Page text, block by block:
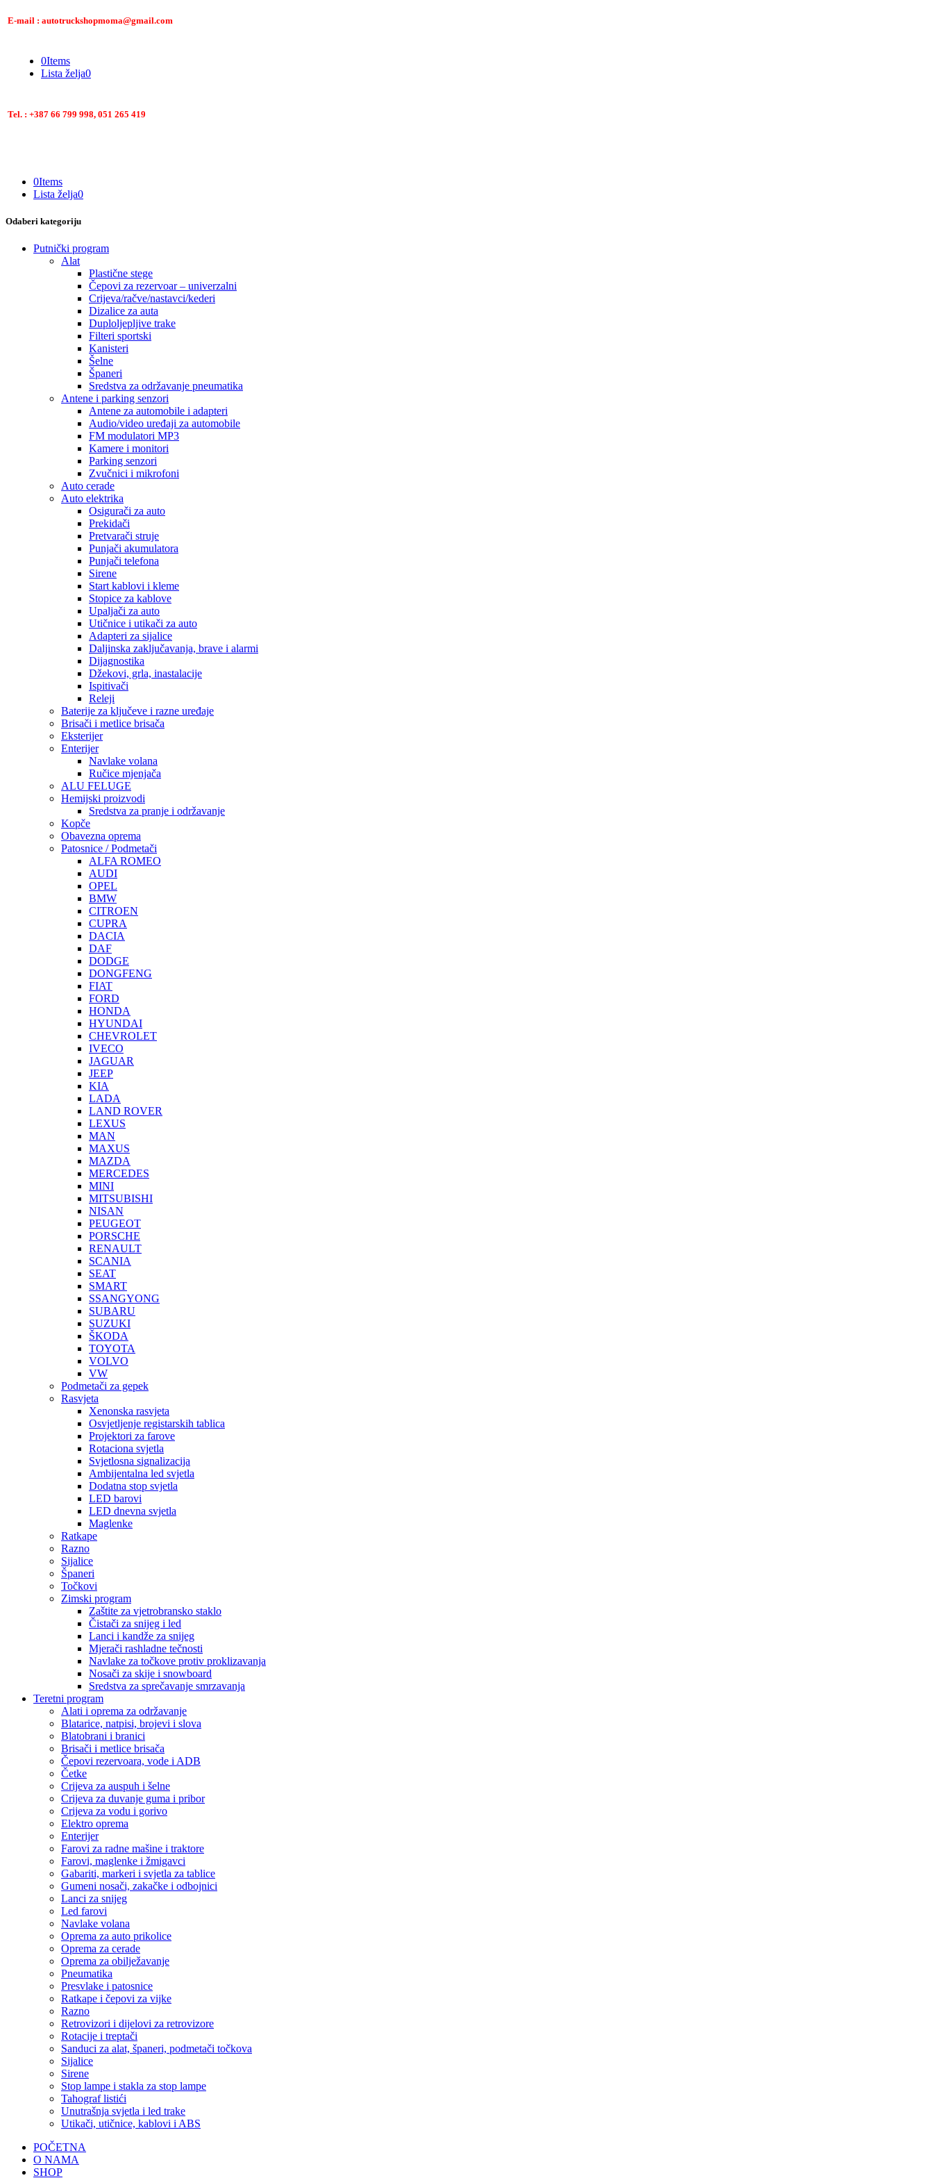
E-mail : autotruckshopmoma@gmail.com
0Items
Lista želja0
Tel. : +387 66 799 998, 051 265 419
0Items
Lista želja0
Odaberi kategoriju
Putnički program
Alat
Plastične stege
Čepovi za rezervoar – univerzalni
Crijeva/račve/nastavci/kederi
Dizalice za auta
Duploljepljive trake
Filteri sportski
Kanisteri
Šelne
Španeri
Sredstva za održavanje pneumatika
Antene i parking senzori
Antene za automobile i adapteri
Audio/video uređaji za automobile
FM modulatori MP3
Kamere i monitori
Parking senzori
Zvučnici i mikrofoni
Auto cerade
Auto elektrika
Osigurači za auto
Prekidači
Pretvarači struje
Punjači akumulatora
Punjači telefona
Sirene
Start kablovi i kleme
Stopice za kablove
Upaljači za auto
Utičnice i utikači za auto
Adapteri za sijalice
Daljinska zaključavanja, brave i alarmi
Dijagnostika
Džekovi, grla, inastalacije
Ispitivači
Releji
Baterije za ključeve i razne uređaje
Brisači i metlice brisača
Eksterijer
Enterijer
Navlake volana
Ručice mjenjača
ALU FELUGE
Hemijski proizvodi
Sredstva za pranje i održavanje
Kopče
Obavezna oprema
Patosnice / Podmetači
ALFA ROMEO
AUDI
OPEL
BMW
CITROEN
CUPRA
DACIA
DAF
DODGE
DONGFENG
FIAT
FORD
HONDA
HYUNDAI
CHEVROLET
IVECO
JAGUAR
JEEP
KIA
LADA
LAND ROVER
LEXUS
MAN
MAXUS
MAZDA
MERCEDES
MINI
MITSUBISHI
NISAN
PEUGEOT
PORSCHE
RENAULT
SCANIA
SEAT
SMART
SSANGYONG
SUBARU
SUZUKI
ŠKODA
TOYOTA
VOLVO
VW
Podmetači za gepek
Rasvjeta
Xenonska rasvjeta
Osvjetljenje registarskih tablica
Projektori za farove
Rotaciona svjetla
Svjetlosna signalizacija
Ambijentalna led svjetla
Dodatna stop svjetla
LED barovi
LED dnevna svjetla
Maglenke
Ratkape
Razno
Sijalice
Španeri
Točkovi
Zimski program
Zaštite za vjetrobransko staklo
Čistači za snijeg i led
Lanci i kandže za snijeg
Mjerači rashladne tečnosti
Navlake za točkove protiv proklizavanja
Nosači za skije i snowboard
Sredstva za sprečavanje smrzavanja
Teretni program
Alati i oprema za održavanje
Blatarice, natpisi, brojevi i slova
Blatobrani i branici
Brisači i metlice brisača
Čepovi rezervoara, vode i ADB
Četke
Crijeva za auspuh i šelne
Crijeva za duvanje guma i pribor
Crijeva za vodu i gorivo
Elektro oprema
Enterijer
Farovi za radne mašine i traktore
Farovi, maglenke i žmigavci
Gabariti, markeri i svjetla za tablice
Gumeni nosači, zakačke i odbojnici
Lanci za snijeg
Led farovi
Navlake volana
Oprema za auto prikolice
Oprema za cerade
Oprema za obilježavanje
Pneumatika
Presvlake i patosnice
Ratkape i čepovi za vijke
Razno
Retrovizori i dijelovi za retrovizore
Rotacije i treptači
Sanduci za alat, španeri, podmetači točkova
Sijalice
Sirene
Stop lampe i stakla za stop lampe
Tahograf listići
Unutrašnja svjetla i led trake
Utikači, utičnice, kablovi i ABS
POČETNA
O NAMA
SHOP